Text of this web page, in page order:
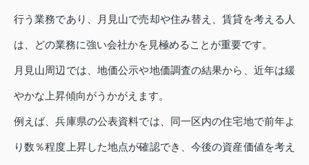
行う業務であり、月見山で売却や住み替え、賃貸を考える人
は、どの業務に強い会社かを見極めることが重要です。
月見山周辺では、地価公示や地価調査の結果から、近年は緩
やかな上昇傾向がうかがえます。
例えば、兵庫県の公表資料では、同一区内の住宅地で前年よ
り数％程度上昇した地点が確認でき、今後の資産価値を考え